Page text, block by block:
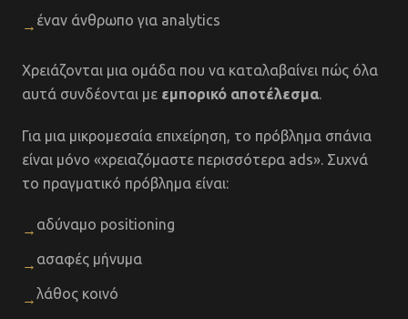
→ έναν άνθρωπο για analytics
Χρειάζονται μια ομάδα που να καταλαβαίνει πώς όλα
αυτά συνδέονται με εμπορικό αποτέλεσμα.
Για μια μικρομεσαία επιχείρηση, το πρόβλημα σπάνια
είναι μόνο «χρειαζόμαστε περισσότερα ads». Συχνά
το πραγματικό πρόβλημα είναι:
→ αδύναμο positioning
→ ασαφές μήνυμα
→λάθος κοινό